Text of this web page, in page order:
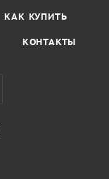
КАК КУПИТЬ
КОНТАКТЫ